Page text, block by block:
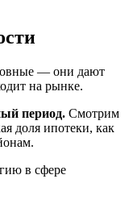
— они дают
на рынке.
период. Смотрим
доля ипотеки, как